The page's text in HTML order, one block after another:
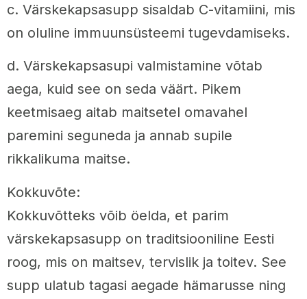
c. Värskekapsasupp sisaldab C-vitamiini, mis
on oluline immuunsüsteemi tugevdamiseks.
d. Värskekapsasupi valmistamine võtab
aega, kuid see on seda väärt. Pikem
keetmisaeg aitab maitsetel omavahel
paremini seguneda ja annab supile
rikkalikuma maitse.
Kokkuvõte:
Kokkuvõtteks võib öelda, et parim
värskekapsasupp on traditsiooniline Eesti
roog, mis on maitsev, tervislik ja toitev. See
supp ulatub tagasi aegade hämarusse ning